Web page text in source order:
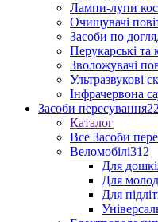
Лампи-лупи
Очищувачі
Засоби по
Перукарські та
Зволожувачі
Ультразвукові
Інфрачервона
Засоби пересування
Каталог
Все Засоби
Веломобілі312
Для
Для
Для